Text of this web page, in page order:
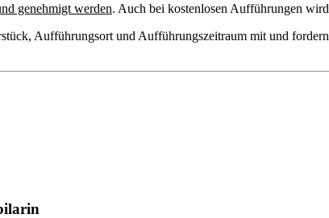
genehmigt werden. Auch bei kostenlosen Aufführungen
Aufführungsort und Aufführungszeitraum mit und